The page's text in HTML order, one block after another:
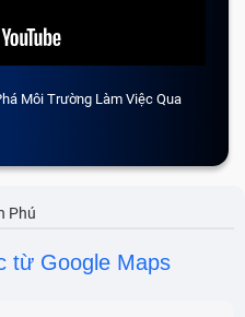
Môi Trường Làm Việc Qua
Phú
từ Google Maps